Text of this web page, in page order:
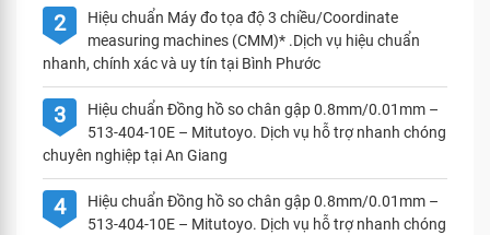
2
Hiệu chuẩn Máy đo tọa độ 3 chiều/Coordinate
measuring machines (CMM)* .Dịch vụ hiệu chuẩn
nhanh, chính xác và uy tín tại Bình Phước
3
Hiệu chuẩn Đồng hồ so chân gập 0.8mm/0.01mm –
513-404-10E – Mitutoyo. Dịch vụ hỗ trợ nhanh chóng
chuyên nghiệp tại An Giang
4
Hiệu chuẩn Đồng hồ so chân gập 0.8mm/0.01mm –
513-404-10E – Mitutoyo. Dịch vụ hỗ trợ nhanh chóng